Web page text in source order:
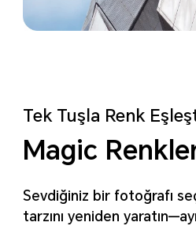
Tek Tuşla Renk
Magic
Sevdiğiniz bir fotoğrafı
tarzını yeniden